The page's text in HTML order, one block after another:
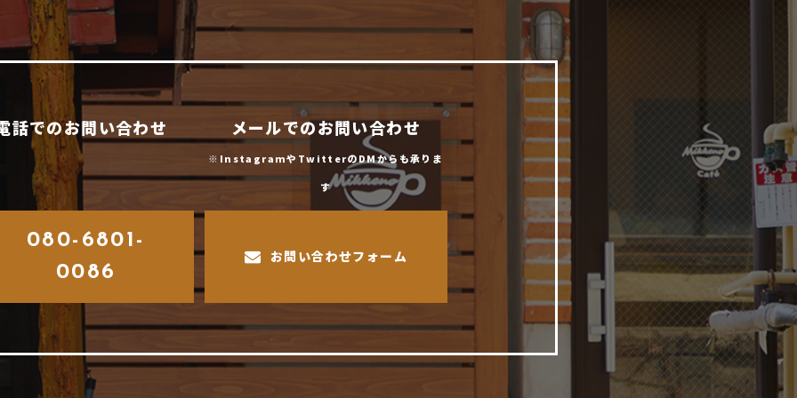
話でのお問い合わせ
080-6801-
0086
メールでのお問い合わせ
※InstagramやTwitterのDMからも承りま
す
お問い合わせフォーム